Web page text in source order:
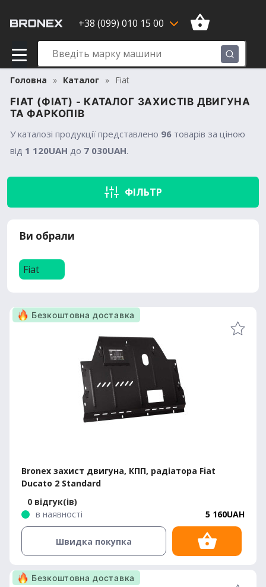
+38 (099) 010 15 00
Головна Каталог Fiat
FIAT (ФІАТ) - КАТАЛОГ ЗАХИСТІВ ДВИГУНА
ТА ФАРКОПІВ
У каталозі продукції представлено 96 товарів за ціною
від 1 120UAH до 7 030UAH.
ФІЛЬТР
Ви обрали
Fiat
Bronex захист двигуна, КПП, радіатора Fiat
Ducato 2 Standard
0 відгук(ів)
в наявності
5 160UAH
Безкоштовна доставка
Швидка покупка
Безкоштовна доставка